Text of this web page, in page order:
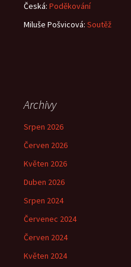
Česká: Poděkování
Miluše Pošvicová: Soutěž
Archivy
Srpen 2026
Červen 2026
Květen 2026
Duben 2026
Srpen 2024
Červenec 2024
Červen 2024
Květen 2024